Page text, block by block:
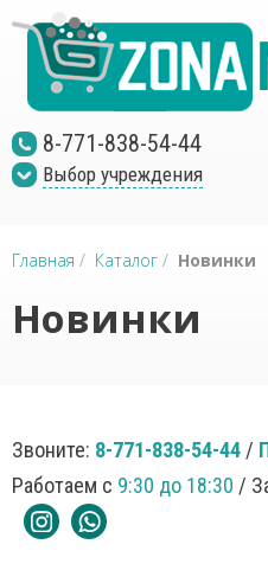
8-771-838-54-44
Выбор учреждения
Главная / Каталог / Новинки
Новинки
Звоните: 8-771-838-54-44 /
Работаем с 9:30 до 18:30 /